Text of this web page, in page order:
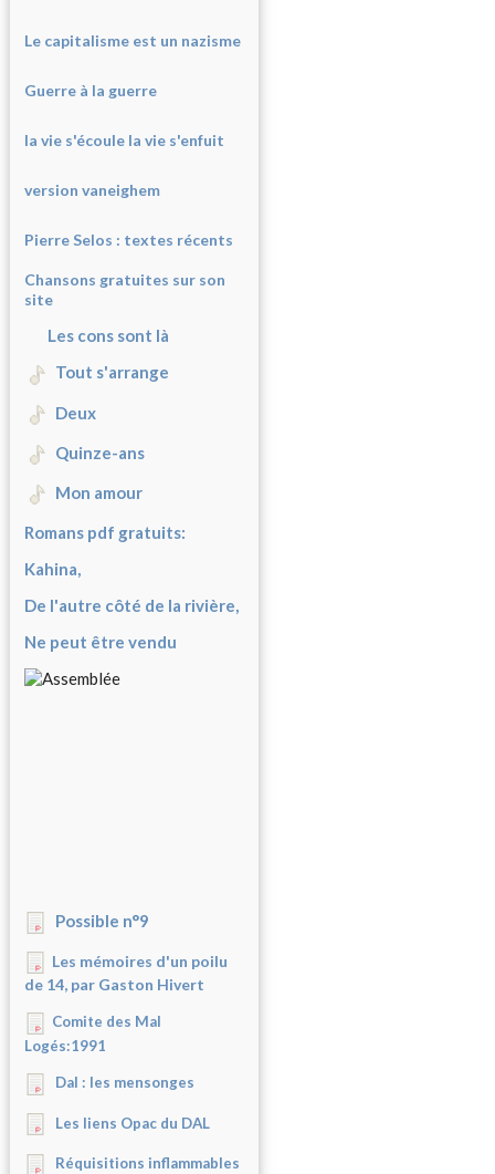
Le capitalisme est un nazisme
Guerre à la guerre
la vie s'écoule la vie s'enfuit
version vaneighem
Pierre Selos : textes récents
Chansons gratuites sur son
site
Les cons sont là
Tout s'arrange
Deux
Quinze-ans
Mon amour
Romans pdf gratuits:
Kahina,
De l'autre côté de la rivière,
Ne peut être vendu
Possible n°9
Les mémoires d'un poilu
de 14, par Gaston Hivert
Comite des Mal
Logés:1991
Dal : les mensonges
Les liens Opac du DAL
Réquisitions inflammables